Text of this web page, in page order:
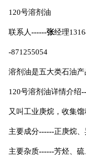
120号溶剂油
联系人------张经理
-871255054
溶剂油是五大类石油产
120号溶剂油详情介绍
又叫工业庚烷，收集馏
主要成分------正庚烷
主要杂质------芳烃、